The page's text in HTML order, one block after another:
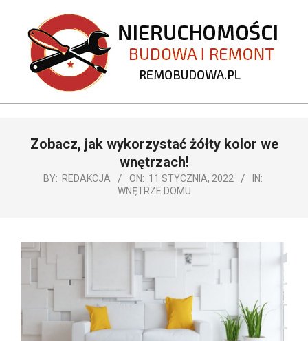
content
REMOBUDOWA.PL
NavigationZobacz, jak wykorzystać żółty kolor we
wnętrzach!
BY: REDAKCJA ON: 11 STYCZNIA, 2022
IN:
WNĘTRZE DOMU